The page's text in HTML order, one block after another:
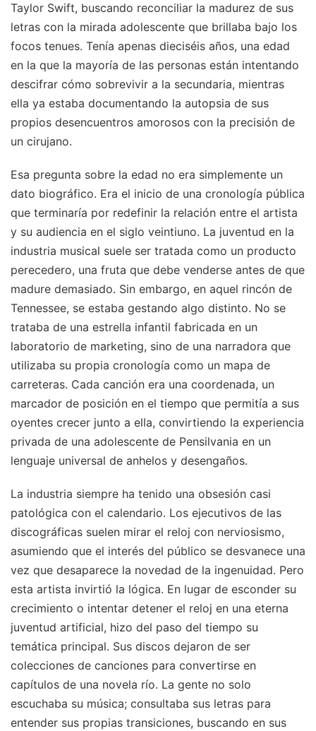
Taylor Swift, buscando reconciliar la madurez de sus
letras con la mirada adolescente que brillaba bajo los
focos tenues. Tenía apenas dieciséis años, una edad
en la que la mayoría de las personas están intentando
descifrar cómo sobrevivir a la secundaria, mientras
ella ya estaba documentando la autopsia de sus
propios desencuentros amorosos con la precisión de
un cirujano.
Esa pregunta sobre la edad no era simplemente un
dato biográfico. Era el inicio de una cronología pública
que terminaría por redefinir la relación entre el artista
y su audiencia en el siglo veintiuno. La juventud en la
industria musical suele ser tratada como un producto
perecedero, una fruta que debe venderse antes de que
madure demasiado. Sin embargo, en aquel rincón de
Tennessee, se estaba gestando algo distinto. No se
trataba de una estrella infantil fabricada en un
laboratorio de marketing, sino de una narradora que
utilizaba su propia cronología como un mapa de
carreteras. Cada canción era una coordenada, un
marcador de posición en el tiempo que permitía a sus
oyentes crecer junto a ella, convirtiendo la experiencia
privada de una adolescente de Pensilvania en un
lenguaje universal de anhelos y desengaños.
La industria siempre ha tenido una obsesión casi
patológica con el calendario. Los ejecutivos de las
discográficas suelen mirar el reloj con nerviosismo,
asumiendo que el interés del público se desvanece una
vez que desaparece la novedad de la ingenuidad. Pero
esta artista invirtió la lógica. En lugar de esconder su
crecimiento o intentar detener el reloj en una eterna
juventud artificial, hizo del paso del tiempo su
temática principal. Sus discos dejaron de ser
colecciones de canciones para convertirse en
capítulos de una novela río. La gente no solo
escuchaba su música; consultaba sus letras para
entender sus propias transiciones, buscando en sus